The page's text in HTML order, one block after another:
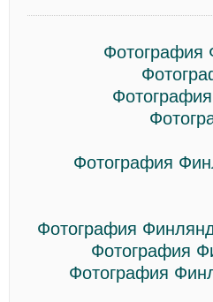
Фотография
Фотография
Фотография
Фотография
Фотография